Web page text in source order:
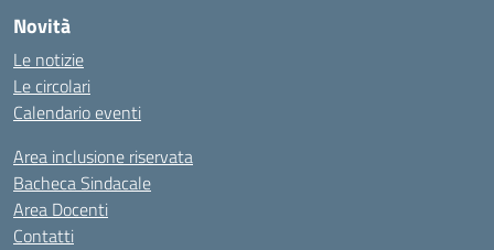
Novità
Le notizie
Le circolari
Calendario eventi
Area inclusione riservata
Bacheca Sindacale
Area Docenti
Contatti